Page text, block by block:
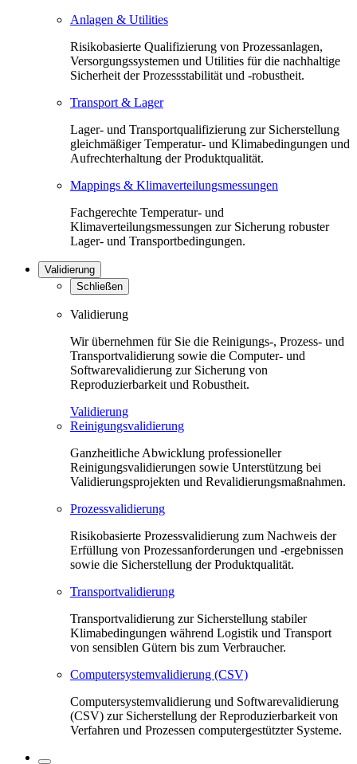
Anlagen & Utilities
Risikobasierte Qualifizierung von Prozessanlagen,
Versorgungssystemen und Utilities für die nachhaltige
Sicherheit der Prozessstabilität und -robustheit.
Transport & Lager
Lager- und Transportqualifizierung zur Sicherstellung
gleichmäßiger Temperatur- und Klimabedingungen und
Aufrechterhaltung der Produktqualität.
Mappings & Klimaverteilungsmessungen
Fachgerechte Temperatur- und
Klimaverteilungsmessungen zur Sicherung robuster
Lager- und Transportbedingungen.
Validierung
Schließen
Validierung
Wir übernehmen für Sie die Reinigungs-, Prozess- und
Transportvalidierung sowie die Computer- und
Softwarevalidierung zur Sicherung von
Reproduzierbarkeit und Robustheit.
Validierung
Reinigungsvalidierung
Ganzheitliche Abwicklung professioneller
Reinigungsvalidierungen sowie Unterstützung bei
Validierungsprojekten und Revalidierungsmaßnahmen.
Prozessvalidierung
Risikobasierte Prozessvalidierung zum Nachweis der
Erfüllung von Prozessanforderungen und -ergebnissen
sowie die Sicherstellung der Produktqualität.
Transportvalidierung
Transportvalidierung zur Sicherstellung stabiler
Klimabedingungen während Logistik und Transport
von sensiblen Gütern bis zum Verbraucher.
Computersystemvalidierung (CSV)
Computersystemvalidierung und Softwarevalidierung
(CSV) zur Sicherstellung der Reproduzierbarkeit von
Verfahren und Prozessen computergestützter Systeme.